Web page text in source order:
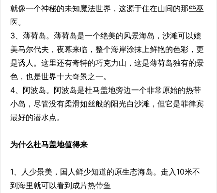
就像一个神秘的未知魔法世界，这源于住在山间的那些巫
医。
3、薄荷岛。薄荷岛是一个绝美的风景海岛，沙滩可以媲
美马尔代夫，夜幕来临，整个海岸涂抹上鲜艳的色彩，更
是诱人。这里还有奇特的巧克力山，这是薄荷岛独有的景
色，也是世界十大奇景之一。
4、阿波岛。阿波岛是杜马盖地旁边一个非常原始的热带
小岛，尽管没有柔滑如丝般的阳光白沙滩，但它是菲律宾
最好的潜水点。
为什么杜马盖地值得来
1、人少景美，国人鲜少知道的原生态海岛。走入10米不
到海里就可以看到成片热带鱼